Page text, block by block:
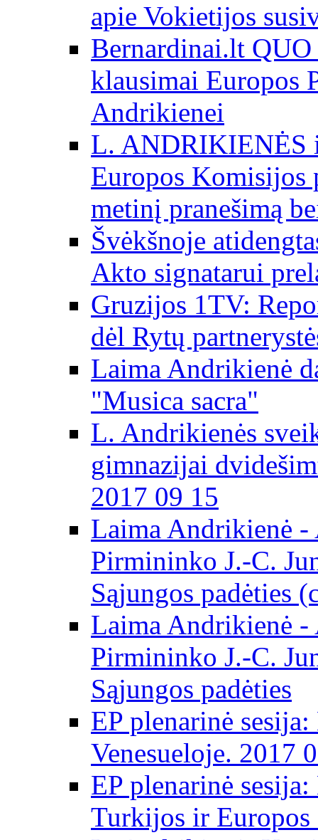
apie Vokietijos
Bernardinai.lt
klausimai Europos
Andrikienei
L. ANDRIKIENĖS
Europos Komisijos
metinį pranešimą
Švėkšnoje
Akto signatarui
Gruzijos 1TV:
dėl Rytų
Laima Andrikienė
"Musica sacra"
L. Andrikienės
gimnazijai
2017 09 15
Laima Andrikienė
Pirmininko J.-C.
Sąjungos padėties
Laima Andrikienė
Pirmininko J.-C.
Sąjungos padėties
EP plenarinė
Venesueloje. 2017
EP plenarinė
Turkijos ir Europos